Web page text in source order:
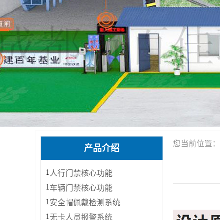
产品介绍
1 人行门禁核心功能
1 车辆门禁核心功能
1 安全帽佩戴检测系统
1无卡人员报警系统
您当前位置